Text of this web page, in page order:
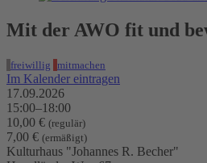
Mit der AWO fit und
freiwillig mitmachen
Im Kalender eintragen
17.09.2026
15:00–18:00
10,00 € (regulär)
7,00 € (ermäßigt)
Kulturhaus "Johannes R. Becher"